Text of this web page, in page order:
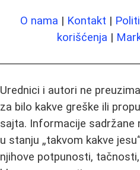
O nama | Kontakt |
korišćenja |
Urednici i autori ne
za bilo kakve greške ili
sajta. Informacije sadržane
u stanju „takvom kakve
njihove potpunosti,